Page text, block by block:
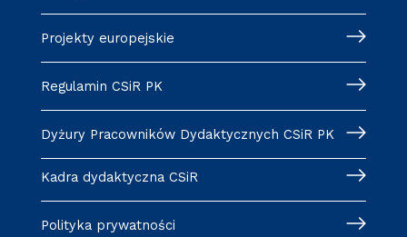
Projekty europejskie
Regulamin CSiR PK
Dyżury Pracowników Dydaktycznych CSiR PK
Kadra dydaktyczna CSiR
Polityka prywatności